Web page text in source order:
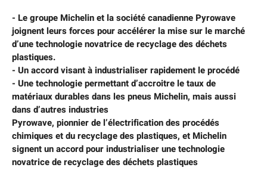
- Le groupe Michelin et la société canadienne Pyrowave
joignent leurs forces pour accélérer la mise sur le marché
d’une technologie novatrice de recyclage des déchets
plastiques.
- Un accord visant à industrialiser rapidement le procédé
- Une technologie permettant d’accroitre le taux de
matériaux durables dans les pneus Michelin, mais aussi
dans d’autres industries
Pyrowave, pionnier de l’électrification des procédés
chimiques et du recyclage des plastiques, et Michelin
signent un accord pour industrialiser une technologie
novatrice de recyclage des déchets plastiques